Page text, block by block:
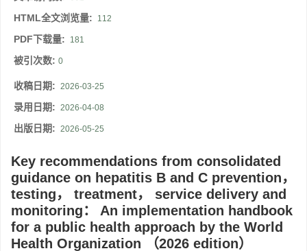
HTML全文浏览量: 112
PDF下载量: 181
被引次数: 0
收稿日期: 2026-03-25
录用日期: 2026-04-08
出版日期: 2026-05-25
Key recommendations from consolidated
guidance on hepatitis B and C prevention，
testing， treatment， service delivery and
monitoring： An implementation handbook
for a public health approach by the World
Health Organization （2026 edition）